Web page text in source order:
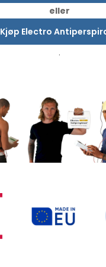
eller
Kjøp Electro
.